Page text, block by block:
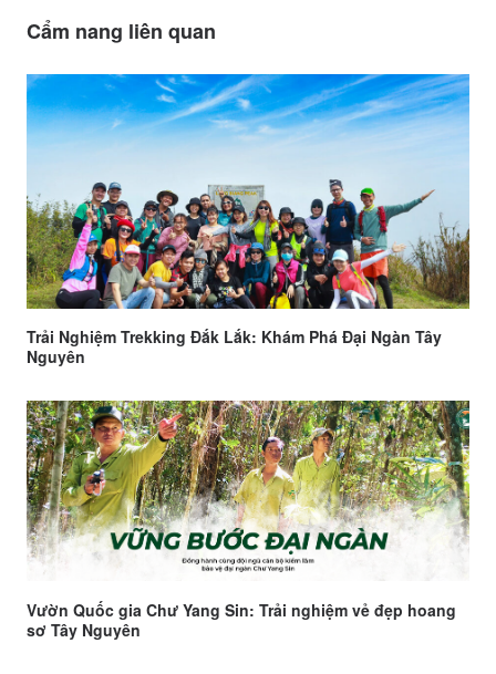
Cẩm nang liên quan
Trải Nghiệm Trekking Đắk Lắk: Khám Phá Đại Ngàn Tây
Nguyên
Vườn Quốc gia Chư Yang Sin: Trải nghiệm vẻ đẹp hoang
sơ Tây Nguyên